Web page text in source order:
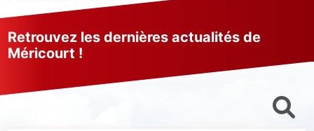
Retrouvez les dernières actualités de
Méricourt !